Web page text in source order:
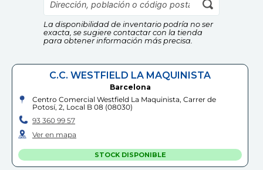
Información Adicional:
Instrucciones de uso y datos de contacto del fabricante
dentro del embalaje del producto. Si tienes dudas,
Cumple las normas europeas de
seguridad. Guarde esta información
para futuras consultas. Las
especificaciones, colores y contenidos
14,99 €
Comprar Comprar
La disponibilidad de inventario podría no ser
exacta, se sugiere contactar con la tienda
para obtener información más precisa.
C.C. WESTFIELD LA MAQUINISTA
Barcelona
Centro Comercial Westfield La Maquinista, Carrer de
Potosí, 2, Local B 08 (08030)
93 360 99 57
Ver en mapa
STOCK DISPONIBLE